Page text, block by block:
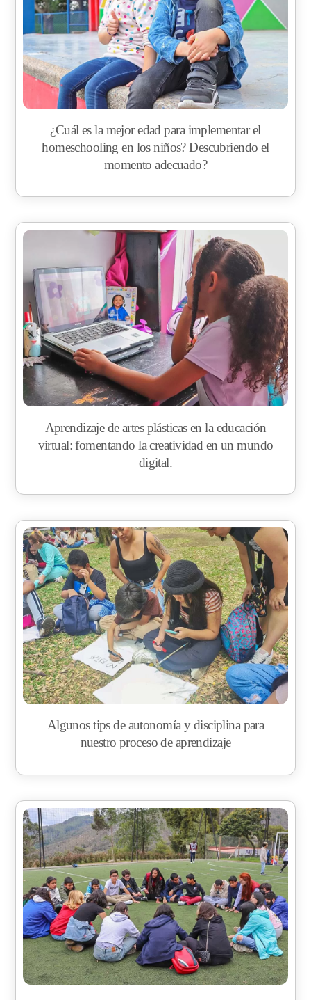
¿Cuál es la mejor edad para implementar el
homeschooling en los niños? Descubriendo el
momento adecuado?
Aprendizaje de artes plásticas en la educación
virtual: fomentando la creatividad en un mundo
digital.
Algunos tips de autonomía y disciplina para
nuestro proceso de aprendizaje